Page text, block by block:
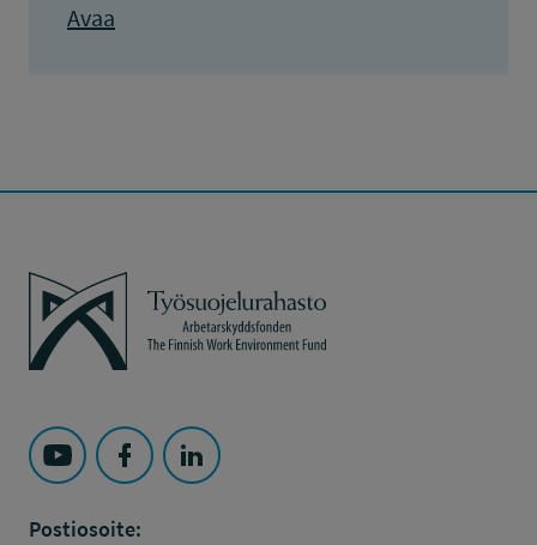
Avaa
Työsuojelurahasto
Seuraa Työsuojelurahasto kohteessa: YouTube
Seuraa Työsuojelurahasto kohteessa:
Seuraa Työsuojelurahasto kohteessa:
Postiosoite: